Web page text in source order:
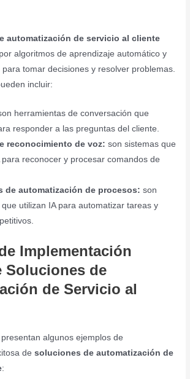
automatización de servicio al cliente
algoritmos de aprendizaje automático y
tomar decisiones y resolver problemas.
incluir:
herramientas de conversación que
responder a las preguntas del cliente.
reconocimiento de voz: son sistemas que
para reconocer y procesar comandos de
de automatización de procesos: son
utilizan IA para automatizar tareas y
Implementación
Soluciones de
de Servicio al
algunos ejemplos de
desoluciones de automatización de
: